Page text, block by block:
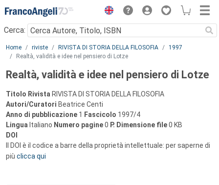
Menu
Cerca:
Main content
Home riviste RIVISTA DI STORIA DELLA FILOSOFIA
1997
Realtà, validità e idee nel pensiero di Lotze
Realtà, validità e idee nel pensiero di Lotze
Titolo Rivista RIVISTA DI STORIA DELLA FILOSOFIA
Autori/Curatori Beatrice Centi
Anno di pubblicazione 1 Fascicolo 1997/4
Lingua Italiano Numero pagine0 P. Dimensione file0 KB
DOI
Il DOI è il codice a barre della proprietà intellettuale: per saperne di
più clicca qui